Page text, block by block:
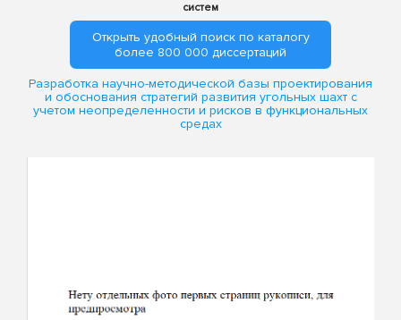
систем
Открыть удобный поиск по каталогу
более 800 000 диссертаций
Разработка научно-методической базы проектирования
и обоснования стратегий развития угольных шахт с
учетом неопределенности и рисков в функциональных
средах